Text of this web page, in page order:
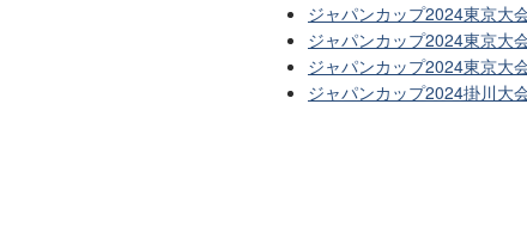
ジャパンカップ2024東京大
ジャパンカップ2024東京大
ジャパンカップ2024東京大
ジャパンカップ2024掛川大